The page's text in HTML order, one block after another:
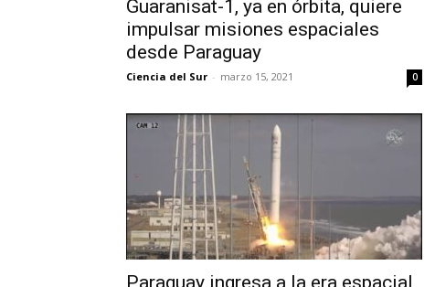
Guaranisat-1, ya en órbita, quiere
impulsar misiones espaciales
desde Paraguay
Ciencia del Sur - marzo 15, 2021 0
Paraguay ingresa a la era espacial